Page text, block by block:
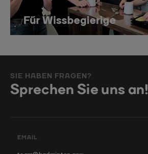
SIE HABEN FRAGEN?
Sprechen Sie uns an!
EMAIL